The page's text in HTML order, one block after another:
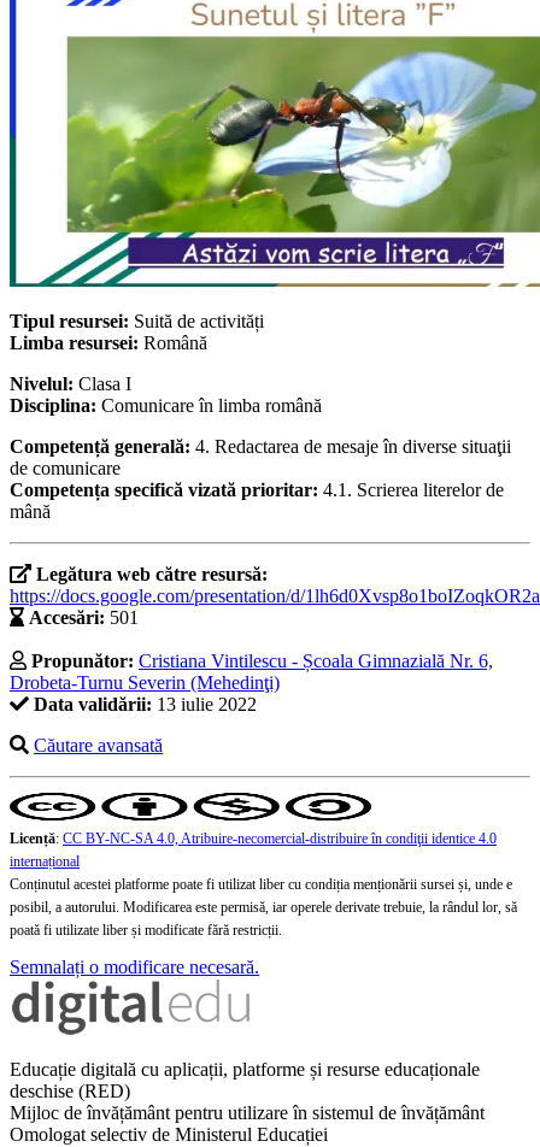
Tipul resursei: Suită de activități
Limba resursei: Română
Nivelul: Clasa I
Disciplina: Comunicare în limba română
Competență generală: 4. Redactarea de mesaje în diverse situaţii
de comunicare
Competența specifică vizată prioritar: 4.1. Scrierea literelor de
mână
Legătura web către resursă:
https://docs.google.com/presentation/d/
Accesări: 501
Propunător: Cristiana Vintilescu - Școala Gimnazială Nr. 6,
Drobeta-Turnu Severin (Mehedinţi)
Data validării: 13 iulie 2022
Căutare avansată
Licență: CC BY-NC-SA 4.0, Atribuire-necomercial-distribuire în condiţii identice 4.0
internațional
Conținutul acestei platforme poate fi utilizat liber cu condiția menționării sursei și, unde e
posibil, a autorului. Modificarea este permisă, iar operele derivate trebuie, la rândul lor, să
poată fi utilizate liber și modificate fără restricții.
Semnalați o modificare necesară.
Educație digitală cu aplicații, platforme și resurse educaționale
deschise (RED)
Mijloc de învățământ pentru utilizare în sistemul de învățământ
Omologat selectiv de Ministerul Educației